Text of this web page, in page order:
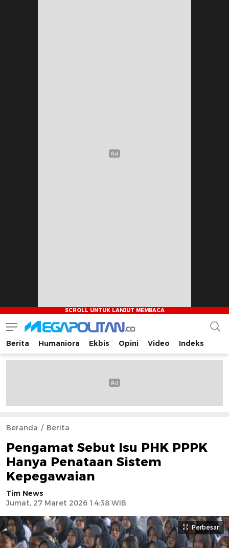
Megapolitan.co
Menyajikan berita-berita fakta bagi pembaca
Berita Humaniora Ekbis Opini Video Indeks
Beranda Berita
Pengamat Sebut Isu PHK PPPK
Hanya Penataan Sistem
Kepegawaian
Tim News
Jumat, 27 Maret 2026 14:38 WIB
Perbesar